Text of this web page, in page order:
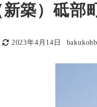
新築）砥部
更新日
2023年4月14日